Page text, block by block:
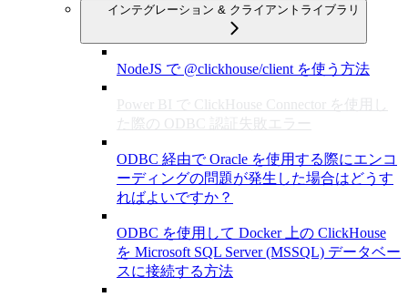
インテグレーション & クライアントライブラリ
NodeJS で @clickhouse/client を使う方法
Power BI で ClickHouse Connector を使用し
た際の ODBC 認証失敗エラー
ODBC 経由で Oracle を使用する際にエンコ
ーディングの問題が発生した場合はどうす
ればよいですか？
ODBC を使用して Docker 上の ClickHouse
を Microsoft SQL Server (MSSQL) データベー
スに接続する方法